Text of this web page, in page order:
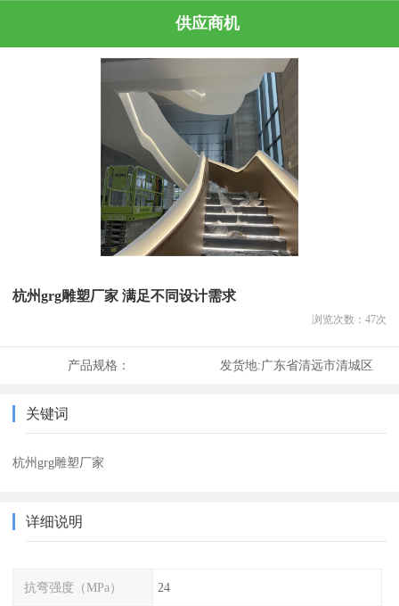
供应商机
杭州grg雕塑厂家 满足不同设计需求
浏览次数： 47次
产品规格： 发货地:广东省清远市清城区
关键词
杭州grg雕塑厂家
详细说明
抗弯强度（MPa） 24